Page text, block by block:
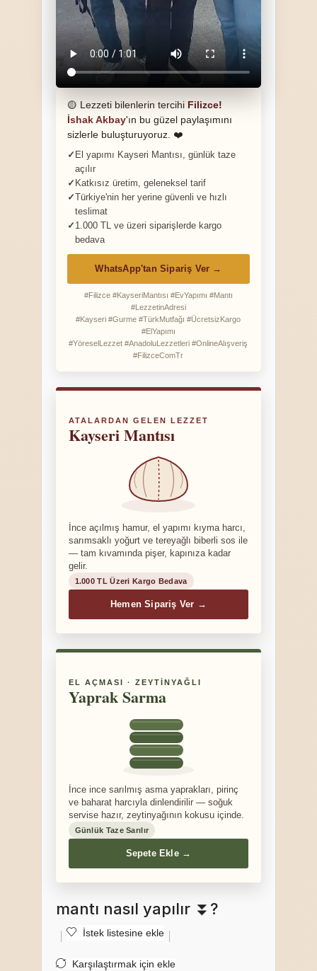
ATALARDAN GELEN LEZZET
Kayseri Mantısı
İnce açılmış hamur, el yapımı kıyma harcı,
sarımsaklı yoğurt ve tereyağlı biberli sos ile
— tam kıvamında pişer, kapınıza kadar
gelir.
1.000 TL Üzeri Kargo Bedava
Hemen Sipariş Ver →
🟡 Lezzeti bilenlerin tercihi Filizce!
İshak Akbay'ın bu güzel paylaşımını
sizlerle buluşturuyoruz. ❤️
El yapımı Kayseri Mantısı, günlük taze
açılır
Katkısız üretim, geleneksel tarif
Türkiye'nin her yerine güvenli ve hızlı
teslimat
1.000 TL ve üzeri siparişlerde kargo
bedava
WhatsApp'tan Sipariş Ver →
#Filizce #KayseriMantısı #EvYapımı #Mantı
#LezzetinAdresi
#Kayseri #Gurme #TürkMutfağı #ÜcretsizKargo
#ElYapımı
#YöreselLezzet #AnadoluLezzetleri #OnlineAlışveriş
#FilizceComTr
EL AÇMASI · ZEYTINYAĞLI
Yaprak Sarma
İnce ince sarılmış asma yaprakları, pirinç
ve baharat harcıyla dinlendirilir — soğuk
servise hazır, zeytinyağının kokusu içinde.
Günlük Taze Sarılır
Sepete Ekle →
mantı nasıl yapılır ⏬?
İstek listesine ekle
Karşılaştırmak için ekle